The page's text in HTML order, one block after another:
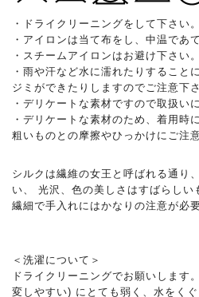
・ドライクリーニングをして下さい。
・アイロンは当て布をし、中温であ
・スチームアイロンはお避け下さい。
・雨や汗など水に濡れたりすること
ジミができたりしますのでご注意下さ
・デリケートな素材ですので取扱い
・デリケートな素材のため、着用時
粗いものとの摩擦やひっかけにご注
シルクは繊維の女王と呼ばれる通り
い、 光沢、色の美しさはすばらしい
繊細で手入れにはかなりの注意が必要
＜洗濯について＞
ドライクリーニングでお願いします
変しやすい) にとても弱く、水をく